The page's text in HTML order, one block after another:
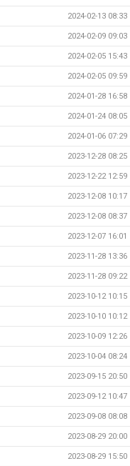
2024-02-13 08:33
2024-02-09 09:03
2024-02-05 15:43
2024-02-05 09:59
2024-01-28 16:58
2024-01-24 08:05
2024-01-06 07:29
2023-12-28 08:25
2023-12-22 12:59
2023-12-08 10:17
2023-12-08 08:37
2023-12-07 16:01
2023-11-28 13:36
2023-11-28 09:22
2023-10-12 10:15
2023-10-10 10:12
2023-10-09 12:26
2023-10-04 08:24
2023-09-15 20:50
2023-09-12 10:47
2023-09-08 08:08
2023-08-29 20:00
2023-08-29 15:50